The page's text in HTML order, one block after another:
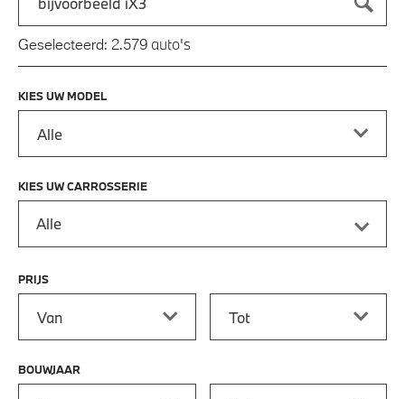
Typ een automodel in en druk op enter om te zoeken
Geselecteerd: 2.579 auto's
KIES UW MODEL
KIES UW CARROSSERIE
Alle
PRIJS
BOUWJAAR